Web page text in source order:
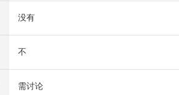
没有
不
需讨论